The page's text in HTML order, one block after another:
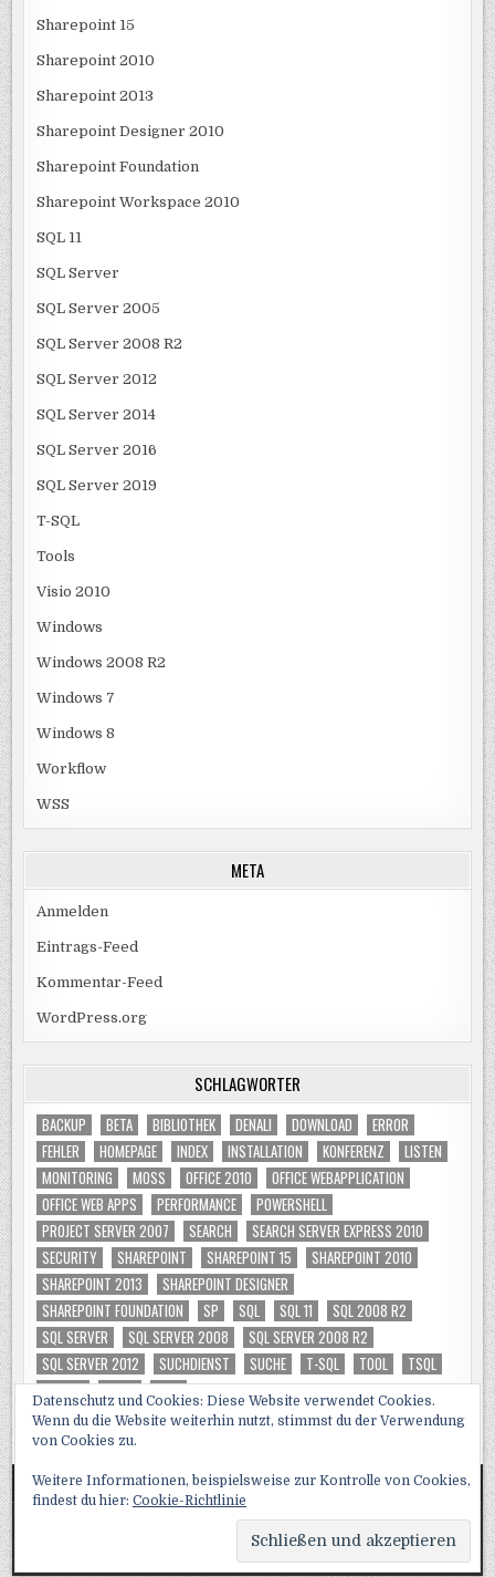
Sharepoint 15
Sharepoint 2010
Sharepoint 2013
Sharepoint Designer 2010
Sharepoint Foundation
Sharepoint Workspace 2010
SQL 11
SQL Server
SQL Server 2005
SQL Server 2008 R2
SQL Server 2012
SQL Server 2014
SQL Server 2016
SQL Server 2019
T-SQL
Tools
Visio 2010
Windows
Windows 2008 R2
Windows 7
Windows 8
Workflow
WSS
META
Anmelden
Eintrags-Feed
Kommentar-Feed
WordPress.org
SCHLAGWÖRTER
BACKUP BETA BIBLIOTHEK DENALI DOWNLOAD
ERROR
FEHLER
HOMEPAGE INDEX INSTALLATION KONFERENZ
LISTEN
MONITORING
MOSS OFFICE 2010
OFFICE WEBAPPLICATION
OFFICE WEB APPS
PERFORMANCE
POWERSHELL
PROJECT SERVER 2007
SEARCH
SEARCH SERVER EXPRESS 2010
SECURITY
SHAREPOINT SHAREPOINT 15
SHAREPOINT 2010
SHAREPOINT 2013
SHAREPOINT DESIGNER
SHAREPOINT FOUNDATION
SP SQL SQL 11
SQL 2008 R2
SQL SERVER
SQL SERVER 2008
SQL SERVER 2008 R2
SQL SERVER 2012
SUCHDIENST SUCHE T-SQL TOOL
TSQL
TUNING
VIDEO WSS
Copyright © 2026 SQL, Sharepoint und Co
Datenschutz und Cookies: Diese Website verwendet Cookies.
Wenn du die Website weiterhin nutzt, stimmst du der Verwendung
von Cookies zu.
Weitere Informationen, beispielsweise zur Kontrolle von Cookies,
findest du hier: Cookie-Richtlinie